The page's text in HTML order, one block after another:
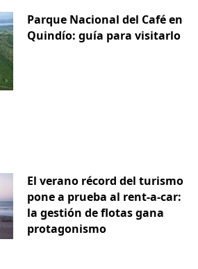
Parque Nacional del Café en
Quindío: guía para visitarlo
El verano récord del turismo
pone a prueba al rent-a-car:
la gestión de flotas gana
protagonismo